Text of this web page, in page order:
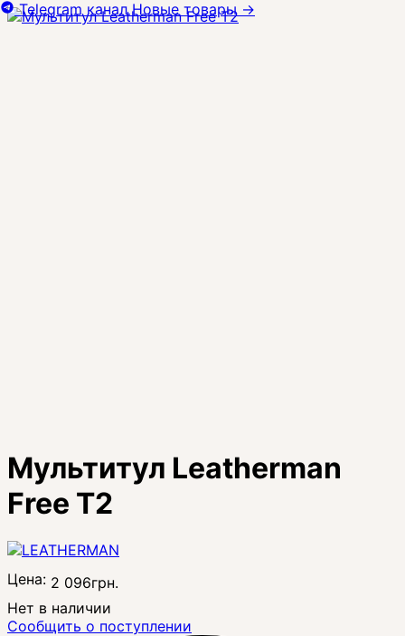
Мультитул Leatherman
Free T2
Цена: 2 096грн.
Нет в наличии
Сообщить о поступлении
Telegram канал Новые товары →